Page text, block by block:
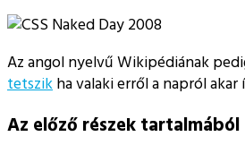
Az angol nyelvű Wikipédiának
tetszik ha valaki erről a napról akar
Az előző részek tartalmából